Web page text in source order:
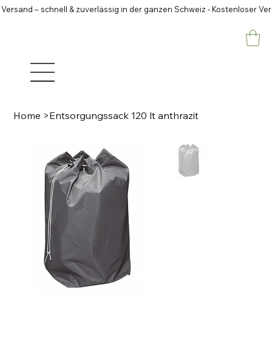
– schnell & zuverlässig in der ganzen Schweiz - Kostenloser
Home >Entsorgungssack 120 lt anthrazit